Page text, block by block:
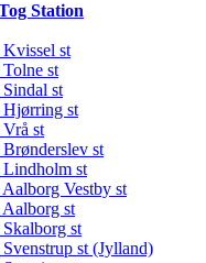
Station
st
st
st
Hjørring st
st
st
Lindholm st
Vestby st
st
st
st (Jylland)